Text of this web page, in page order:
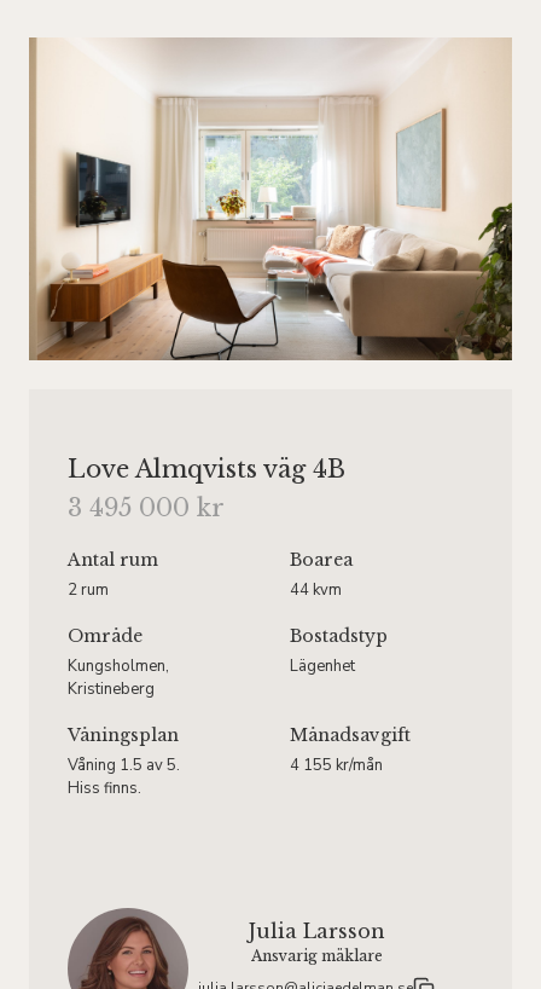
Love Almqvists väg 4B
3 495 000 kr
Antal rum
2 rum
Boarea
44 kvm
Område
Kungsholmen,
Kristineberg
Bostadstyp
Lägenhet
Våningsplan
Våning 1.5 av 5.
Hiss finns.
Månadsavgift
4 155 kr/mån
Julia Larsson
Ansvarig mäklare